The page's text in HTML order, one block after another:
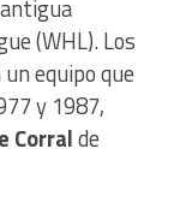
(WHL). Los
equipo que
y 1987,
Corralde